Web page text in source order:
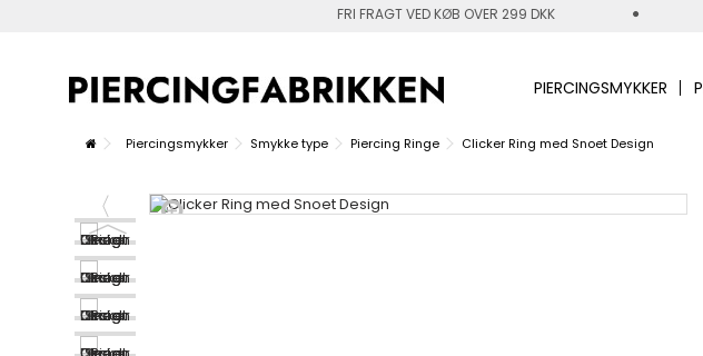
FRI FRAGT VED KØB OVER 299 DKK
PIERCINGSMYKKER
Piercingsmykker Smykke type Piercing Ringe Clicker Ring med Snoet Design